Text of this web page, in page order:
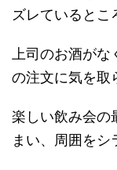
ズレているとこ
上司のお酒が
の注文に気を取
楽しい飲み会の
まい、周囲をシ